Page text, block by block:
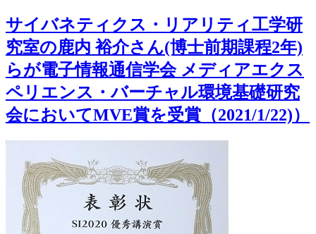
サイバネティクス・リアリティ工学研
究室の鹿内 裕介さん(博士前期課程2年)
らが電子情報通信学会 メディアエクス
ペリエンス・バーチャル環境基礎研究
会においてMVE賞を受賞（2021/1/22)）